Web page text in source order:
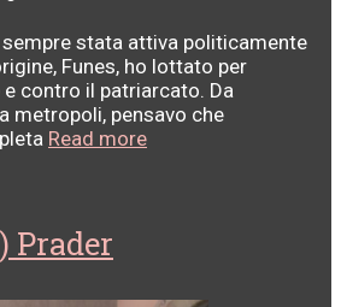
stata attiva politicamente
Funes, ho lottato per
e contro il patriarcato. Da
metropoli, pensavo che
Read more
Prader